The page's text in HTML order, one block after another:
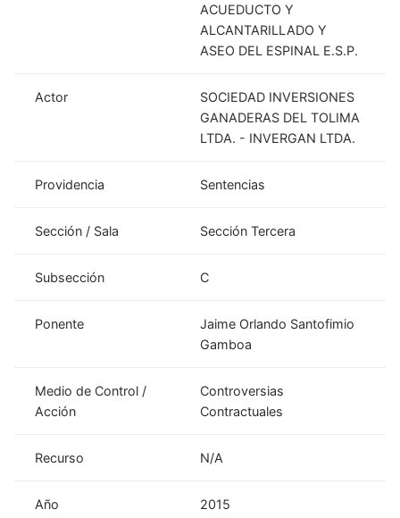
ACUEDUCTO Y
ALCANTARILLADO Y
ASEO DEL ESPINAL E.S.P.
Actor
SOCIEDAD INVERSIONES
GANADERAS DEL TOLIMA
LTDA. - INVERGAN LTDA.
Providencia Sentencias
Sección / Sala Sección Tercera
Subsección C
Ponente
Jaime Orlando Santofimio
Gamboa
Medio de Control /
Acción
Controversias
Contractuales
Recurso N/A
Año 2015